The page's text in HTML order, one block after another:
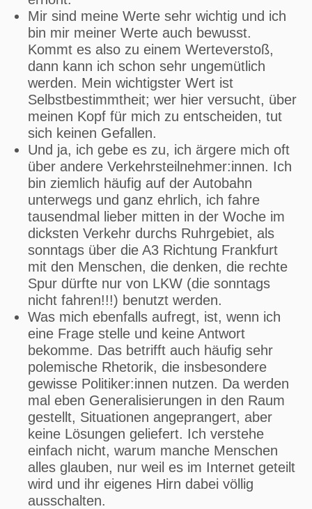
Mir sind meine Werte sehr wichtig und ich
bin mir meiner Werte auch bewusst.
Kommt es also zu einem Werteverstoß,
dann kann ich schon sehr ungemütlich
werden. Mein wichtigster Wert ist
Selbstbestimmtheit; wer hier versucht, über
meinen Kopf für mich zu entscheiden, tut
sich keinen Gefallen.
Und ja, ich gebe es zu, ich ärgere mich oft
über andere Verkehrsteilnehmer:innen. Ich
bin ziemlich häufig auf der Autobahn
unterwegs und ganz ehrlich, ich fahre
tausendmal lieber mitten in der Woche im
dicksten Verkehr durchs Ruhrgebiet, als
sonntags über die A3 Richtung Frankfurt
mit den Menschen, die denken, die rechte
Spur dürfte nur von LKW (die sonntags
nicht fahren!!!) benutzt werden.
Was mich ebenfalls aufregt, ist, wenn ich
eine Frage stelle und keine Antwort
bekomme. Das betrifft auch häufig sehr
polemische Rhetorik, die insbesondere
gewisse Politiker:innen nutzen. Da werden
mal eben Generalisierungen in den Raum
gestellt, Situationen angeprangert, aber
keine Lösungen geliefert. Ich verstehe
einfach nicht, warum manche Menschen
alles glauben, nur weil es im Internet geteilt
wird und ihr eigenes Hirn dabei völlig
ausschalten.